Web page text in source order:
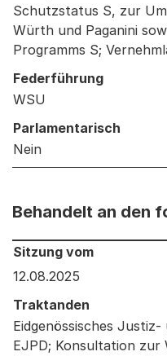
Schutzstatus S, zur
Würth und Paganini
Programms S;
Federführung
WSU
Parlamentarisch
Nein
Behandelt an den
Behandelt an den
Sitzung vom
12.08.2025
Traktanden
Eidgenössisches
EJPD; Konsultation zur